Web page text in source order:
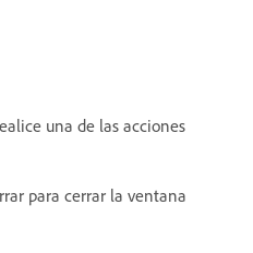
una de las acciones
para cerrar la ventana